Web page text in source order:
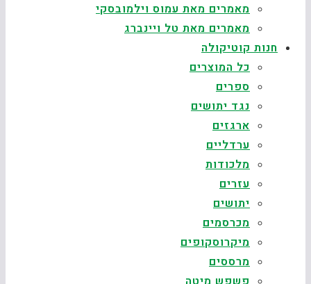
מאמרים מאת עמוס וילמובסקי
מאמרים מאת טל ויינברג
חנות קוטיקולה
כל המוצרים
ספרים
נגד יתושים
ארגזים
ערדליים
מלכודות
עזרים
יתושים
מכרסמים
מיקרוסקופים
מרססים